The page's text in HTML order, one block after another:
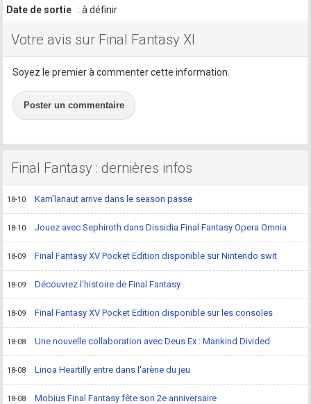
Date de sortie
: à définir
Votre avis sur Final Fantasy XI
Soyez le premier à commenter cette information.
Poster un commentaire
Final Fantasy : dernières infos
18-10 Kam'lanaut arrive dans le season passe
18-10 Jouez avec Sephiroth dans Dissidia Final Fantasy Opera Omnia
18-09 Final Fantasy XV Pocket Edition disponible sur Nintendo swit
18-09 Découvrez l'histoire de Final Fantasy
18-09 Final Fantasy XV Pocket Edition disponible sur les consoles
18-08 Une nouvelle collaboration avec Deus Ex : Mankind Divided
18-08 Linoa Heartilly entre dans l'arène du jeu
18-08 Mobius Final Fantasy fête son 2e anniversaire